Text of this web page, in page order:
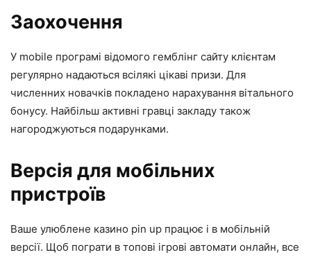
Заохочення
У mobile програмі відомого гемблінг сайту клієнтам
регулярно надаються всілякі цікаві призи. Для
численних новачків покладено нарахування вітального
бонусу. Найбільш активні гравці закладу також
нагороджуються подарунками.
Версія для мобільних
пристроїв
Ваше улюблене казино pin up працює і в мобільній
версії. Щоб пограти в топові ігрові автомати онлайн, все